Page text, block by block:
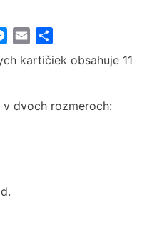
Messenger
Email
kartičiek obsahuje 11
dvoch rozmeroch: